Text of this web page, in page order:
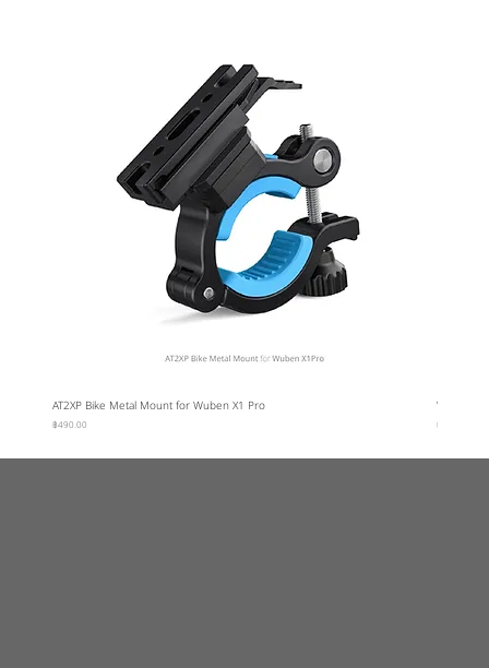
AT2XP Bike Metal Mount for Wuben X1 Pro
ราคา
฿490.00
Wuben
ราคา
฿95.00